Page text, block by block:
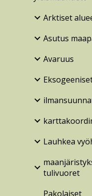
Arktiset
Asutus
Avaruus
Lauhkea
tulivuoret
Pakolaiset